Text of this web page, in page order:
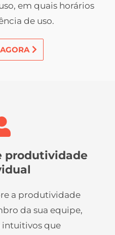
em quais horários
de uso.
produtividade
a produtividade
da sua equipe,
intuitivos que